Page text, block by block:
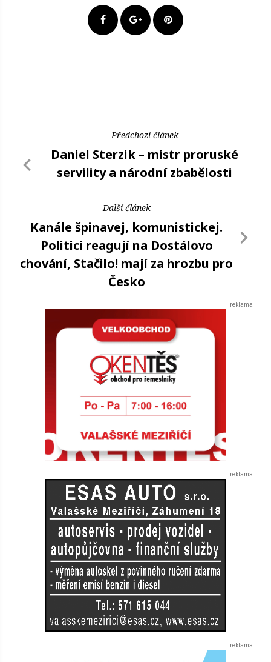
Předchozí článek
Daniel Sterzik – mistr proruské
servility a národní zbabělosti
Další článek
Kanále špinavej, komunistickej.
Politici reagují na Dostálovo
chování, Stačilo! mají za hrozbu pro
Česko